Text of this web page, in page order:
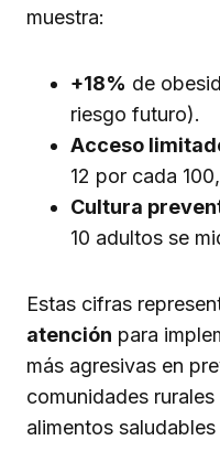
muestra:
+18% de
riesgo futuro).
Acceso
12 por cada
Cultura
10 adultos se
Estas cifras
atención para
más agresivas en
comunidades
alimentos